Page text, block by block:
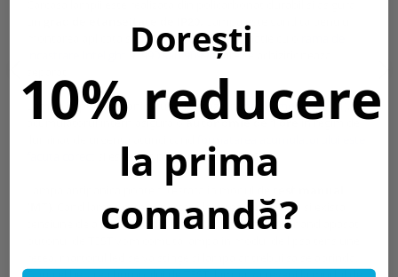
Lampa este gandita pentru
montarea aplicata sau incastrata in combinatie cu o
incastrare Intelight 91990 sau 90990care se achizitioneaza
Lampa impotriva panicii functioneaza in modul mentinut (M)
, iar
acumulatorul intern asigura oautonomie de 1 ore
in regim de
si este de tip acumulator NiCd.
Lampa antipanica poate fi testata in modul de
. Cand lampa este conectata la reteaua electrica si exista
tensiune de alimentare din retea, apasand si mentinand apasat
Dorești
10% reducere
la prima
comandă?